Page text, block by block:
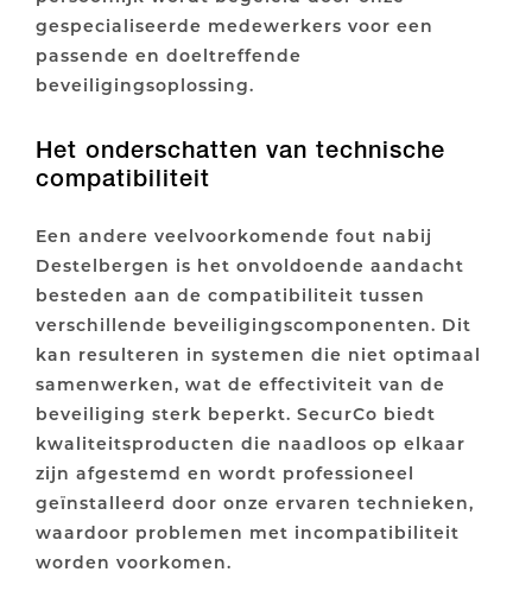
gespecialiseerde medewerkers voor een
passende en doeltreffende
beveiligingsoplossing.
Het onderschatten van technische
compatibiliteit
Een andere veelvoorkomende fout nabij
Destelbergen is het onvoldoende aandacht
besteden aan de compatibiliteit tussen
verschillende beveiligingscomponenten. Dit
kan resulteren in systemen die niet optimaal
samenwerken, wat de effectiviteit van de
beveiliging sterk beperkt. SecurCo biedt
kwaliteitsproducten die naadloos op elkaar
zijn afgestemd en wordt professioneel
geïnstalleerd door onze ervaren technieken,
waardoor problemen met incompatibiliteit
worden voorkomen.